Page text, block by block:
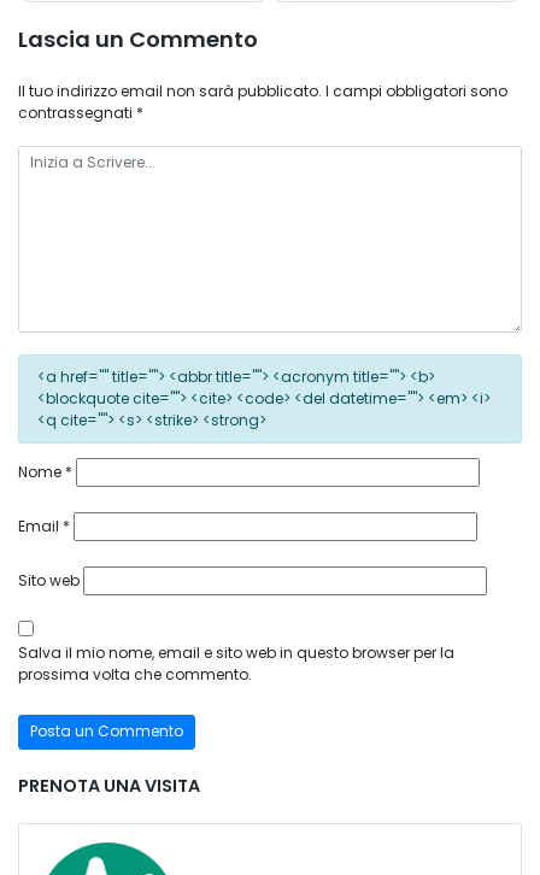
Lascia un Commento
Il tuo indirizzo email non sarà pubblicato. I campi obbligatori sono
contrassegnati *
<a href="" title=""> <abbr title=""> <acronym title=""> <b>
<blockquote cite=""> <cite> <code> <del datetime=""> <em> <i>
<q cite=""> <s> <strike> <strong>
Nome *
Email *
Sito web
Salva il mio nome, email e sito web in questo browser per la
prossima volta che commento.
PRENOTA UNA VISITA